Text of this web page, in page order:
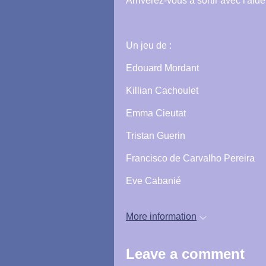
Un jeu de :
Edouard Mordant
Killian Cachoulet
Emma Cieutat
Tristan Guerin
Francisco de Carvalho Pereira
Eve Cabanié
More information
Leave a comment